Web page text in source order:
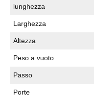
lunghezza
Larghezza
Altezza
Peso a vuoto
Passo
Porte